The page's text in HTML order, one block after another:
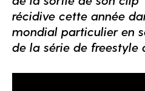
récidive cette année
mondial particulier en
de la série de freestyle